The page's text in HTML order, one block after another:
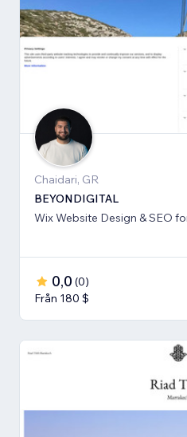
Chaidari, GR
BEYONDIGITAL
Wix Website Design & SEO
0,0 (0)
Från 180 $